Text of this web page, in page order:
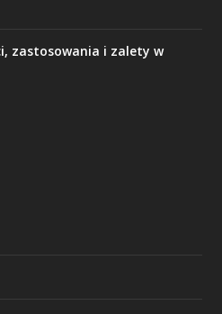
zastosowania i zalety w